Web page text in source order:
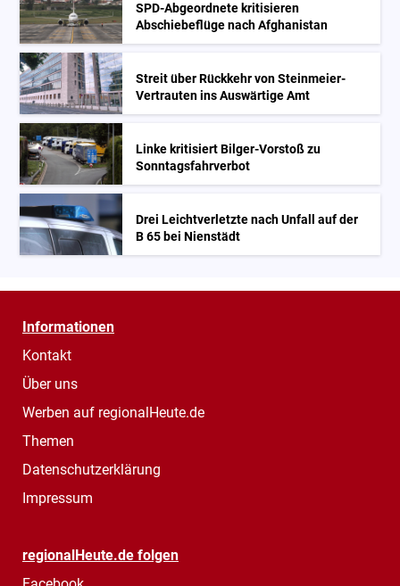
SPD-Abgeordnete kritisieren
Abschiebeflüge nach Afghanistan
Streit über Rückkehr von Steinmeier-
Vertrauten ins Auswärtige Amt
Linke kritisiert Bilger-Vorstoß zu
Sonntagsfahrverbot
Drei Leichtverletzte nach Unfall auf der
B 65 bei Nienstädt
Informationen
Kontakt
Über uns
Werben auf regionalHeute.de
Themen
Datenschutzerklärung
Impressum
regionalHeute.de folgen